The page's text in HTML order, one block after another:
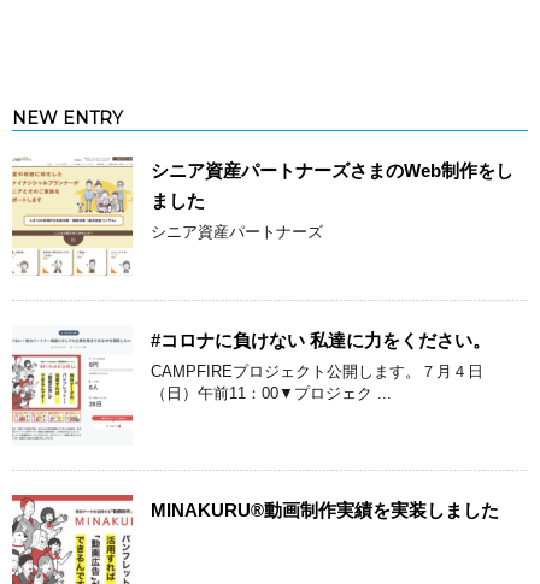
NEW ENTRY
シニア資産パートナーズさまのWeb制作をし
ました
シニア資産パートナーズ
#コロナに負けない 私達に力をください。
CAMPFIREプロジェクト公開します。７月４日
（日）午前11：00▼プロジェク ...
MINAKURU®動画制作実績を実装しました